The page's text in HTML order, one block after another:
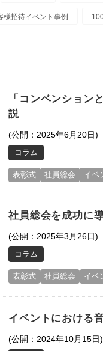
様招待イベント事例
「コンベンション
説
(公開：2025年6月20日)
コラム
表彰式 社員総会 イベ
社員総会を成功に
(公開：2025年3月26日)
コラム
表彰式 社員総会 イベ
イベントにおける
(公開：2024年10月15日)